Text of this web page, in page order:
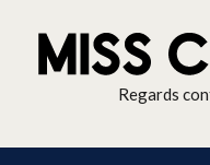
Regards